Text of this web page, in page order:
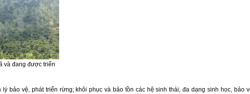
và đang được triển
bảo vệ, phát triển rừng; khôi phục và bảo tồn các hệ sinh thái, đa dạng sinh học, bảo